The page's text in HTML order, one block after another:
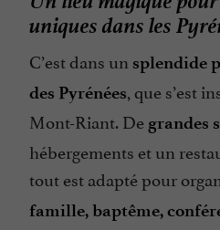
uniques dans les
C’est dans un splendide
des Pyrénées, que s’est
Mont-Riant. De grandes
hébergements et un
tout est adapté pour
famille, baptême,